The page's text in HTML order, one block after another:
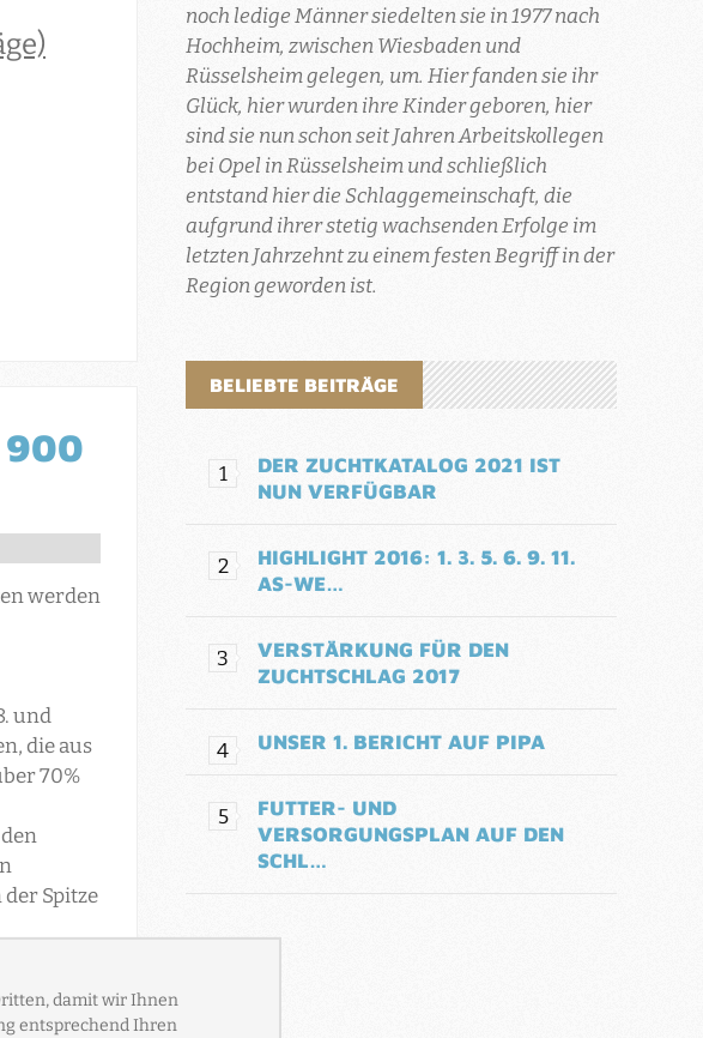
900
werden
und
die aus
70%
Spitze
Tauben
noch ledige Männer siedelten sie in 1977 nach
Hochheim, zwischen Wiesbaden und
Rüsselsheim gelegen, um. Hier fanden sie ihr
Glück, hier wurden ihre Kinder geboren, hier
sind sie nun schon seit Jahren Arbeitskollegen
bei Opel in Rüsselsheim und schließlich
entstand hier die Schlaggemeinschaft, die
aufgrund ihrer stetig wachsenden Erfolge im
letzten Jahrzehnt zu einem festen Begriff in der
Region geworden ist.
BELIEBTE BEITRÄGE
DER ZUCHTKATALOG 2021 IST
NUN VERFÜGBAR
HIGHLIGHT 2016: 1. 3. 5. 6. 9. 11.
AS-WE…
VERSTÄRKUNG FÜR DEN
ZUCHTSCHLAG 2017
UNSER 1. BERICHT AUF PIPA
FUTTER- UND
VERSORGUNGSPLAN AUF DEN
SCHL…